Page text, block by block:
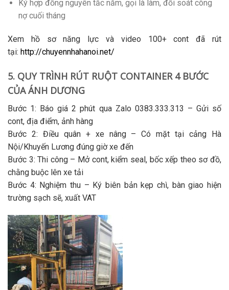
Ký hợp đồng nguyên tắc năm, gọi là làm, đối soát công
nợ cuối tháng
Xem hồ sơ năng lực và video 100+ cont đã rút
tại: http://chuyennhahanoi.net/
5. QUY TRÌNH RÚT RUỘT CONTAINER 4 BƯỚC
CỦA ÁNH DƯƠNG
Bước 1: Báo giá 2 phút qua Zalo 0383.333.313 – Gửi số
cont, địa điểm, ảnh hàng
Bước 2: Điều quân + xe nâng– Có mặt tại cảng Hà
Nội/Khuyến Lương đúng giờ xe đến
Bước 3: Thi công– Mở cont, kiểm seal, bốc xếp theo sơ đồ,
chằng buộc lên xe tải
Bước 4: Nghiệm thu – Ký biên bản kẹp chì, bàn giao hiện
trường sạch sẽ, xuất VAT